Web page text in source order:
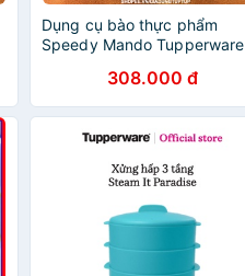
Dụng cụ bào thực phẩm
Speedy Mando Tupperware
308.000 đ